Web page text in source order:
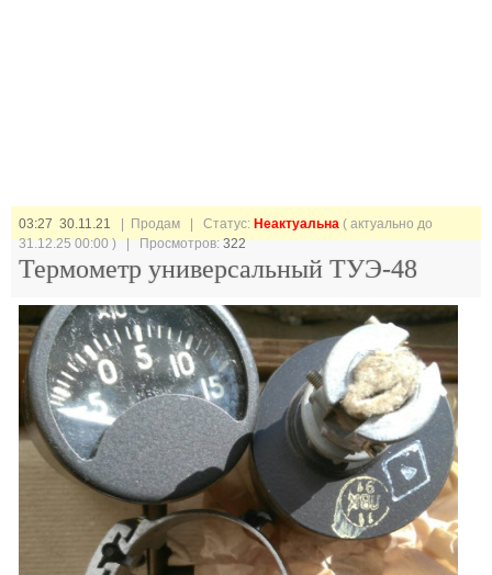
03:27 30.11.21 | Продам | Статус: Неактуальна ( актуально до
31.12.25 00:00 ) | Просмотров:322
Термометр универсальный ТУЭ-48